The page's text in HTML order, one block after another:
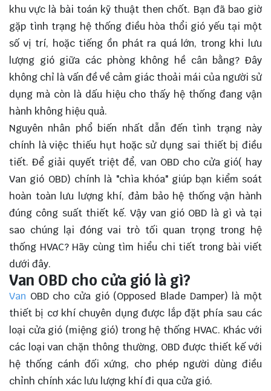
khu vực là bài toán kỹ thuật then chốt. Bạn đã bao giờ
gặp tình trạng hệ thống điều hòa thổi gió yếu tại một
số vị trí, hoặc tiếng ồn phát ra quá lớn, trong khi lưu
lượng gió giữa các phòng không hề cân bằng? Đây
không chỉ là vấn đề về cảm giác thoải mái của người sử
dụng mà còn là dấu hiệu cho thấy hệ thống đang vận
hành không hiệu quả.
Nguyên nhân phổ biến nhất dẫn đến tình trạng này
chính là việc thiếu hụt hoặc sử dụng sai thiết bị điều
tiết. Để giải quyết triệt để, van OBD cho cửa gió( hay
Van gió OBD) chính là "chìa khóa" giúp bạn kiểm soát
hoàn toàn lưu lượng khí, đảm bảo hệ thống vận hành
đúng công suất thiết kế. Vậy van gió OBD là gì và tại
sao chúng lại đóng vai trò tối quan trọng trong hệ
thống HVAC? Hãy cùng tìm hiểu chi tiết trong bài viết
dưới đây.
Van OBD cho cửa gió là gì?
Van OBD cho cửa gió (Opposed Blade Damper) là một
thiết bị cơ khí chuyên dụng được lắp đặt phía sau các
loại cửa gió (miệng gió) trong hệ thống HVAC. Khác với
các loại van chặn thông thường, OBD được thiết kế với
hệ thống cánh đối xứng, cho phép người dùng điều
chỉnh chính xác lưu lượng khí đi qua cửa gió.